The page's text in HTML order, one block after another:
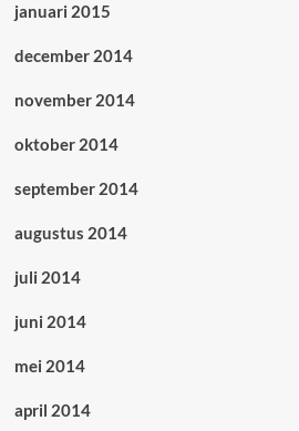
januari 2015
december 2014
november 2014
oktober 2014
september 2014
augustus 2014
juli 2014
juni 2014
mei 2014
april 2014